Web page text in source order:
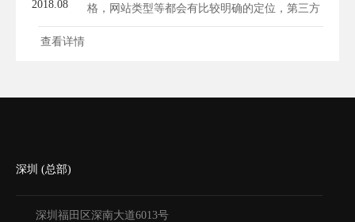
2018.08
格，网站类型等都会有比较明确的定位，第三方
建站...
查看详情
深圳 (总部)
深圳福田区深南大道6013号